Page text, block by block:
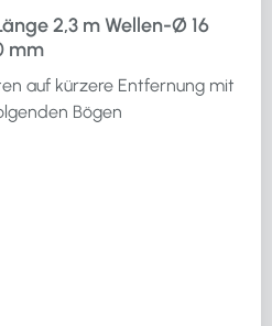
2,3 m Wellen-Ø 16
mm
auf kürzere Entfernung mit
Bögen